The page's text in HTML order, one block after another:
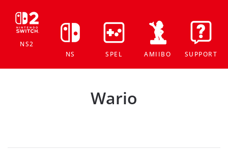
NS2
NS
SPEL AMIIBO SUPPORT
Wario